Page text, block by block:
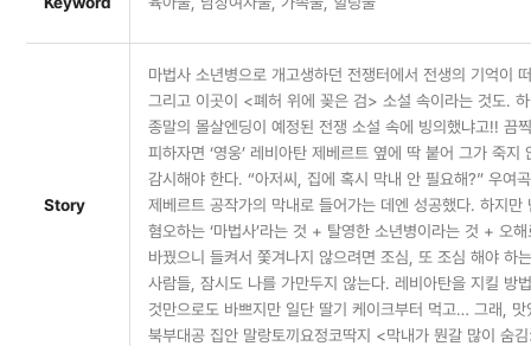
Story
마법사 소년병으로 개고생하던 전쟁터에서 전생의 기억이
그리고 이곳이 <폐허 위에 꽂은 검> 소설 속이라는 것도.
종말의 몰살엔딩이 예정된 전쟁 소설 속에 빙의했냐고!! 끔
피하자면 ‘영웅’ 레비아탄 제베르트 옆에 딱 붙어 그가 죽지
감시해야 한다. “아저씨, 집에 혹시 막내 안 필요해?” 우여
제베르트 공작가의 막내로 들어가는 데엔 성공했다. 하지만
혐오하는 ‘마법사’라는 것 + 탈영한 소년병이라는 것 + 오
바꿨으니 들켜서 쫓겨나지 않으려면 조심, 또 조심 해야 하
사람들, 잠시도 나를 가만두지 않는다. 레비아탄을 지킬 방
것만으로도 바쁘지만 일단 딸기 케이크부터 먹고… 그래, 맛
북부대공 집안 말랑토끼요정코딱지 <막내가 뭔갈 많이 숨